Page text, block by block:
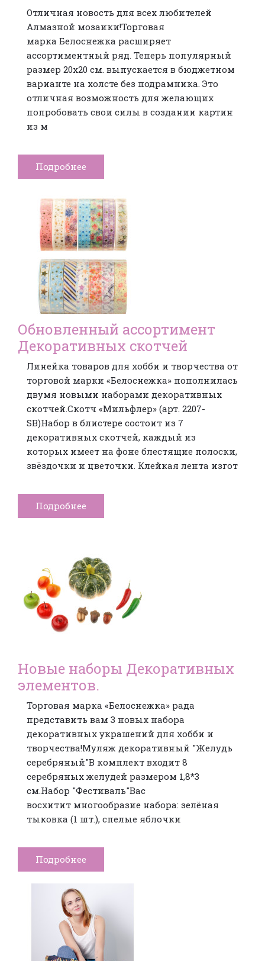
Отличная новость для всех любителей
Алмазной мозаики!Торговая
марка Белоснежка расширяет
ассортиментный ряд. Теперь популярный
размер 20x20 см. выпускается в бюджетном
варианте на холсте без подрамника. Это
отличная возможность для желающих
попробовать свои силы в создании картин
из м
Подробнее
Обновленный ассортимент
Декоративных скотчей
Линейка товаров для хобби и творчества от
торговой марки «Белоснежка» пополнилась
двумя новыми наборами декоративных
скотчей.Скотч «Мильфлер» (арт. 2207-
SB)Набор в блистере состоит из 7
декоративных скотчей, каждый из
которых имеет на фоне блестящие полоски,
звёздочки и цветочки. Клейкая лента изгот
Подробнее
Новые наборы Декоративных
элементов.
Торговая марка «Белоснежка» рада
представить вам 3 новых набора
декоративных украшений для хобби и
творчества!Муляж декоративный "Желудь
серебряный"В комплект входит 8
серебряных желудей размером 1,8*3
см.Набор "Фестиваль"Вас
восхитит многообразие набора: зелёная
тыковка (1 шт.), спелые яблочки
Подробнее